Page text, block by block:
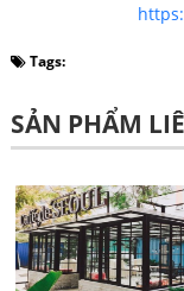
Tags:
SẢN PHẨM